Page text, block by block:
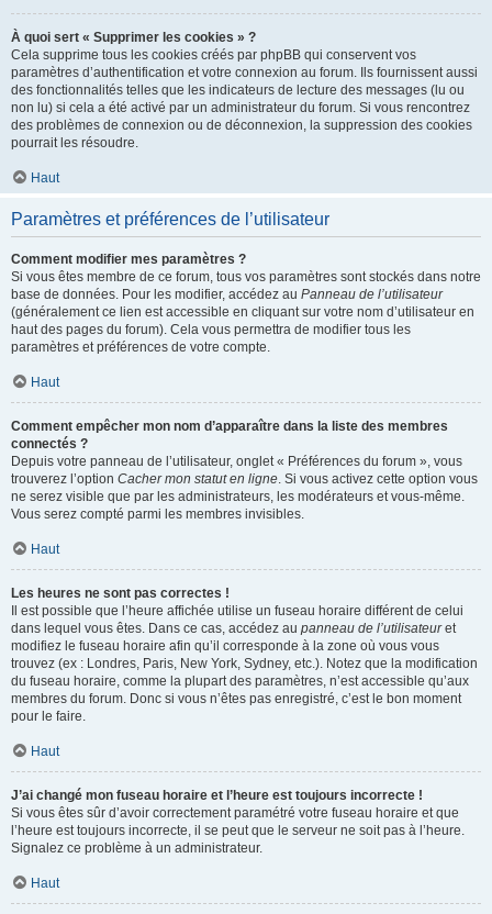
À quoi sert « Supprimer les cookies » ?
Cela supprime tous les cookies créés par phpBB qui conservent vos
paramètres d’authentification et votre connexion au forum. Ils fournissent aussi
des fonctionnalités telles que les indicateurs de lecture des messages (lu ou
non lu) si cela a été activé par un administrateur du forum. Si vous rencontrez
des problèmes de connexion ou de déconnexion, la suppression des cookies
pourrait les résoudre.
Haut
Paramètres et préférences de l’utilisateur
Comment modifier mes paramètres ?
Si vous êtes membre de ce forum, tous vos paramètres sont stockés dans notre
base de données. Pour les modifier, accédez au Panneau de l’utilisateur
(généralement ce lien est accessible en cliquant sur votre nom d’utilisateur en
haut des pages du forum). Cela vous permettra de modifier tous les
paramètres et préférences de votre compte.
Haut
Comment empêcher mon nom d’apparaître dans la liste des membres
connectés ?
Depuis votre panneau de l’utilisateur, onglet « Préférences du forum », vous
trouverez l’option Cacher mon statut en ligne. Si vous activez cette option vous
ne serez visible que par les administrateurs, les modérateurs et vous-même.
Vous serez compté parmi les membres invisibles.
Haut
Les heures ne sont pas correctes !
Il est possible que l’heure affichée utilise un fuseau horaire différent de celui
dans lequel vous êtes. Dans ce cas, accédez au panneau de l’utilisateuret
modifiez le fuseau horaire afin qu’il corresponde à la zone où vous vous
trouvez (ex : Londres, Paris, New York, Sydney, etc.). Notez que la modification
du fuseau horaire, comme la plupart des paramètres, n’est accessible qu’aux
membres du forum. Donc si vous n’êtes pas enregistré, c’est le bon moment
pour le faire.
Haut
J’ai changé mon fuseau horaire et l’heure est toujours incorrecte !
Si vous êtes sûr d’avoir correctement paramétré votre fuseau horaire et que
l’heure est toujours incorrecte, il se peut que le serveur ne soit pas à l’heure.
Signalez ce problème à un administrateur.
Haut